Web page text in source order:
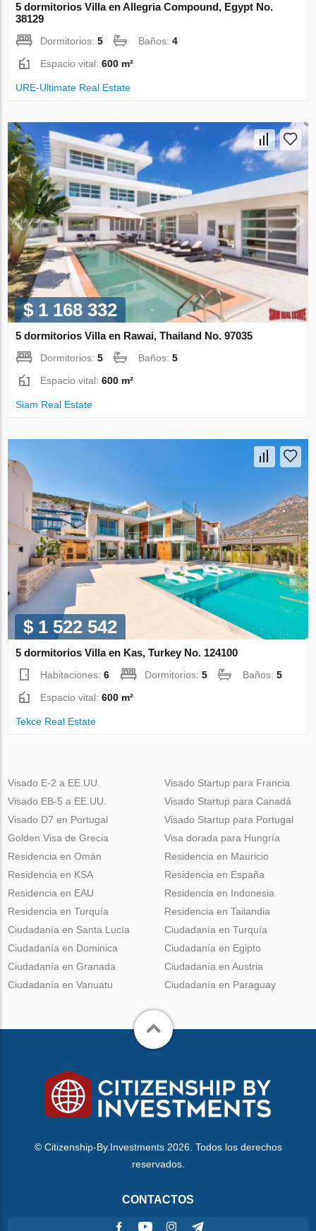
5 dormitorios Villa en Allegria Compound, Egypt No.
38129
Dormitorios:5 Baños:4
Espacio vital:600 m²
URE-Ultimate Real Estate
$ 1 168 332
5 dormitorios Villa en Rawai, Thailand No. 97035
Dormitorios:5 Baños:5
Espacio vital:600 m²
Siam Real Estate
$ 1 522 542
5 dormitorios Villa en Kas, Turkey No. 124100
Habitaciones:6 Dormitorios:5 Baños:5
Espacio vital:600 m²
Tekce Real Estate
Visado E-2 a EE.UU.
Visado EB-5 a EE.UU.
Visado D7 en Portugal
Golden Visa de Grecia
Visado Startup para Francia
Visado Startup para Canadá
Visado Startup para Portugal
Visa dorada para Hungría
Residencia en Omán
Residencia en KSA
Residencia en EAU
Residencia en Turquía
Residencia en Mauricio
Residencia en España
Residencia en Indonesia
Residencia en Tailandia
Ciudadanía en Santa Lucía
Ciudadanía en Dominica
Ciudadanía en Granada
Ciudadanía en Vanuatu
Ciudadanía en Turquía
Ciudadanía en Egipto
Ciudadanía en Austria
Ciudadanía en Paraguay
© Citizenship-By.Investments 2026. Todos los derechos
reservados.
CONTACTOS